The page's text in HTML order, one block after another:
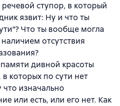
ступор, в который
язвит: Ну и что ты
Что ты вообще могла
отсутствия
дивной красоты
которых по сути нет
изначально
или есть, или его нет. Как